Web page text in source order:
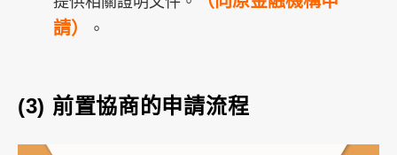
請）
。
(3) 前置協商的申請流程